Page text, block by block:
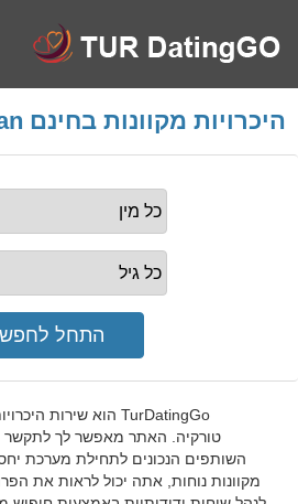
היכרויות מקוונות בחינם Hekimhan, טורקיה
טורקיה. האתר מאפשר לך לתקשר
השותפים הנכונים לתחילת מערכת
מקוונות נוחות, אתה יכול לראות את